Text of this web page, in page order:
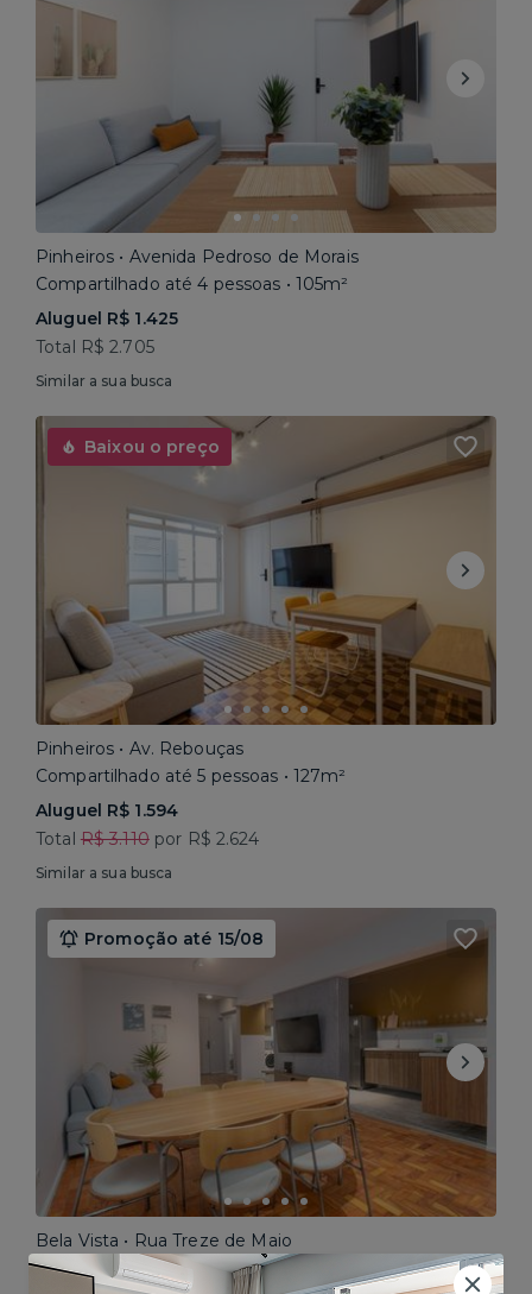
Pinheiros • Avenida Pedroso de Morais
Compartilhado até 4 pessoas • 105m²
Aluguel R$ 1.425
Total R$ 2.705
Similar a sua busca
Baixou o preço
Pinheiros • Av. Rebouças
Compartilhado até 5 pessoas • 127m²
Aluguel R$ 1.594
Total R$ 3.110por R$ 2.624
Similar a sua busca
Promoção até 15/08
Bela Vista • Rua Treze de Maio
Compartilhado até 5 pessoas • 160m²